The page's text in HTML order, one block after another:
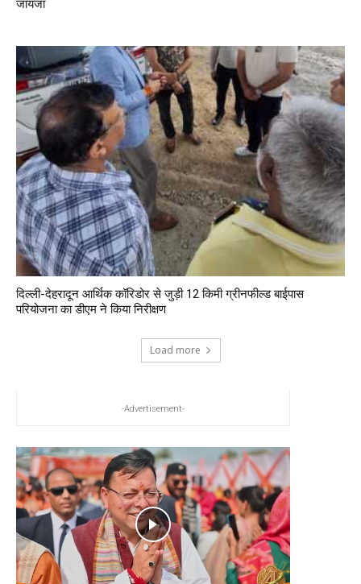
जायजा
दिल्ली-देहरादून आर्थिक कॉरिडोर से जुड़ी 12 किमी ग्रीनफील्ड बाईपास
परियोजना का डीएम ने किया निरीक्षण
Load more
-Advertisement-